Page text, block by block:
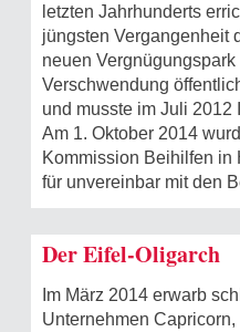
letzten Jahrhunderts
jüngsten Vergangenheit
neuen
Verschwendung
und musste im Juli 2012
Am 1. Oktober 2014
Kommission Beihilfen
für unvereinbar mit den
Der Eifel-Oligarch
Im März 2014 erwarb
Unternehmen